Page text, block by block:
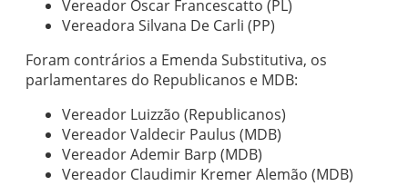
Vereador Oscar Francescatto (PL)
Vereadora Silvana De Carli (PP)
Foram contrários a Emenda Substitutiva, os
parlamentares do Republicanos e MDB:
Vereador Luizzão (Republicanos)
Vereador Valdecir Paulus (MDB)
Vereador Ademir Barp (MDB)
Vereador Claudimir Kremer Alemão (MDB)